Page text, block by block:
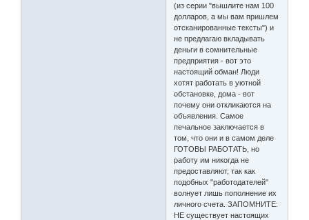
(из серии "вышлите нам 100
долларов, а мы вам пришлем
отсканированные тексты") и
не предлагаю вкладывать
деньги в сомнительные
предприятия - вот это
настоящий обман! Люди
хотят работать в уютной
обстановке, дома - вот
почему они откликаются на
объявления. Самое
печальное заключается в
том, что они и в самом деле
ГОТОВЫ РАБОТАТЬ, но
работу им никогда не
предоставляют, так как
подобных "работодателей"
волнует лишь пополнение их
личного счета. ЗАПОМНИТЕ:
НЕ существует настоящих